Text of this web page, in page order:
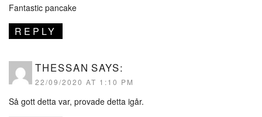
Fantastic pancake
REPLY
THESSAN SAYS:
22/09/2020 AT 1:10 PM
Så gott detta var, provade detta igår.